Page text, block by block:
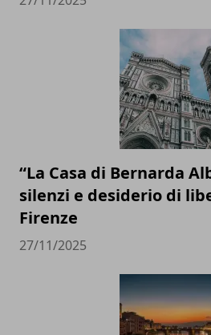
“La Casa di Bernarda
silenzi e desiderio di
Firenze
27/11/2025